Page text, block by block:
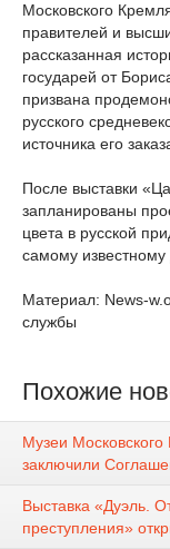
Московского
правителей и
рассказанная
государей от
призвана
русского
источника его
После выставки
запланированы
цвета в русской
самому известному
Материал: News-
службы
Похожие
Музеи
заключили
Выставка «Дуэль.
преступления»